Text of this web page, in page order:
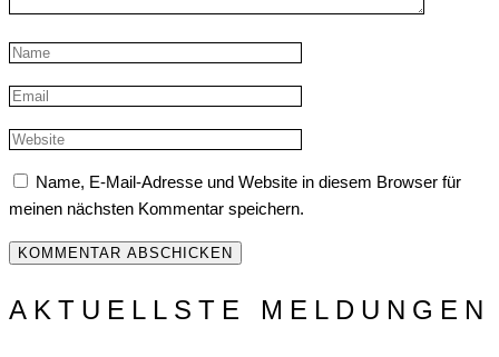
Name, E-Mail-Adresse und Website in diesem Browser für
meinen nächsten Kommentar speichern.
AKTUELLSTE MELDUNGEN